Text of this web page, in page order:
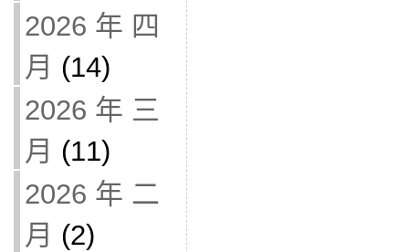
2026 年 四
月 (14)
2026 年 三
月 (11)
2026 年 二
月 (2)